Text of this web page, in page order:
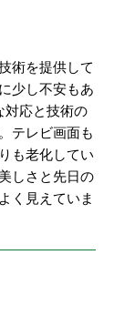
術を提供して
少し不安もあ
対応と技術の
テレビ画面も
も老化してい
しさと先日の
く見えていま